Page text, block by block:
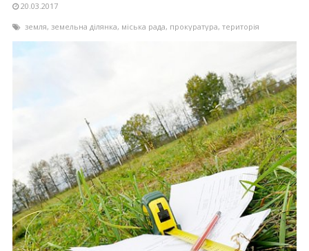
20.03.2017
земля, земельна ділянка, міська рада, прокуратура, територія